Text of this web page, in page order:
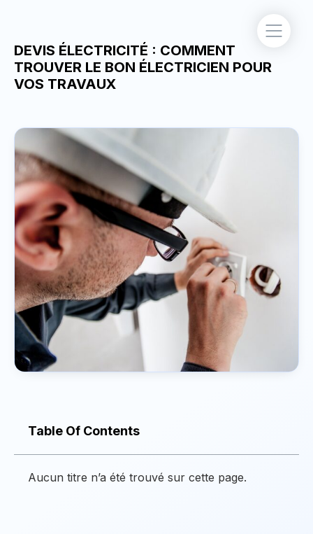
DEVIS ÉLECTRICITÉ : COMMENT
TROUVER LE BON ÉLECTRICIEN POUR
VOS TRAVAUX
Table Of Contents
Aucun titre n’a été trouvé sur cette page.